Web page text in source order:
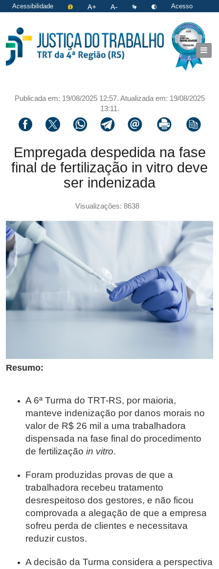
Acessibilidade
Acesso
Publicada em: 19/08/2025 12:57. Atualizada em: 19/08/2025
13:11.
Compartilhar via facebook
Compartilhar via twitter
Compartilhar via whatsapp
Compartilhar via telegram
Compartilhar via email
Imprimir a página
Copiar
Empregada despedida na fase
final de fertilização in vitro deve
ser indenizada
Visualizações: 8638
Resumo:
A 6ª Turma do TRT-RS, por maioria,
manteve indenização por danos morais no
valor de R$ 26 mil a uma trabalhadora
dispensada na fase final do procedimento
de fertilização in vitro.
Foram produzidas provas de que a
trabalhadora recebeu tratamento
desrespeitoso dos gestores, e não ficou
comprovada a alegação de que a empresa
sofreu perda de clientes e necessitava
reduzir custos.
A decisão da Turma considera a perspectiva